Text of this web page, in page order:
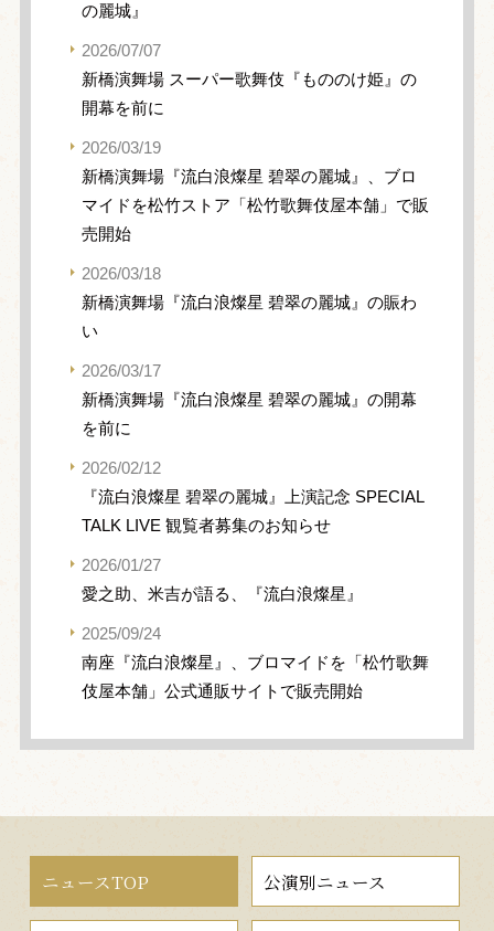
の麗城』
2026/07/07
新橋演舞場 スーパー歌舞伎『もののけ姫』の
開幕を前に
2026/03/19
新橋演舞場『流白浪燦星 碧翠の麗城』、ブロ
マイドを松竹ストア「松竹歌舞伎屋本舗」で販
売開始
2026/03/18
新橋演舞場『流白浪燦星 碧翠の麗城』の賑わ
い
2026/03/17
新橋演舞場『流白浪燦星 碧翠の麗城』の開幕
を前に
2026/02/12
『流白浪燦星 碧翠の麗城』上演記念 SPECIAL
TALK LIVE 観覧者募集のお知らせ
2026/01/27
愛之助、米吉が語る、『流白浪燦星』
2025/09/24
南座『流白浪燦星』、ブロマイドを「松竹歌舞
伎屋本舗」公式通販サイトで販売開始
ニュースTOP 公演別ニュース